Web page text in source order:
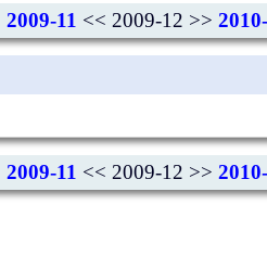
2009-11 << 2009-12 >>
2009-11 << 2009-12 >>